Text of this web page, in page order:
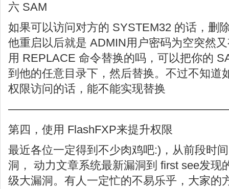
六 SAM
如果可以访问对方的 SYSTEM32 的话，删
他重启以后就是 ADMIN用户密码为空突然
用 REPLACE 命令替换的吗，可以把你的
到他的任意目录下，然后替换。不过不知道
权限访问的话，能不能实现替换
第四，使用 FlashFXP来提升权限
最近各位一定得到不少肉鸡吧:)，从前段时
洞， 动力文章系统最新漏洞到 first see发现
级大漏洞。有人一定忙的不易乐乎，大家的